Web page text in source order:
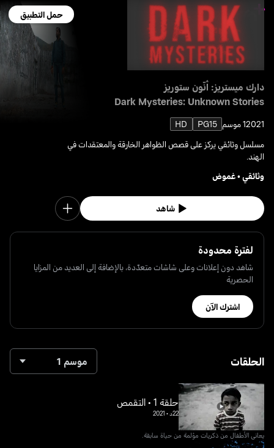
حمل التطبيق
دارك ميستريز: أنّون ستوريز
Dark Mysteries: Unknown Stories
20211 موسم PG15
HD
مسلسل وثائقي يركز على قصص الظواهر الخارقة والمعتقدات في
الهند.
وثائقي•غموض
شاهد
لفترة محدودة
شاهد دون إعلانات وعلى شاشات متعدّدة، بالإضافة إلى العديد من المزايا
الحصرية
اشترك الآن
الحلقات موسم 1
حلقة 1 • التقمص
22د •
2021
يعاني الأطفال من ذكريات مؤلمة من حياة سابقة.